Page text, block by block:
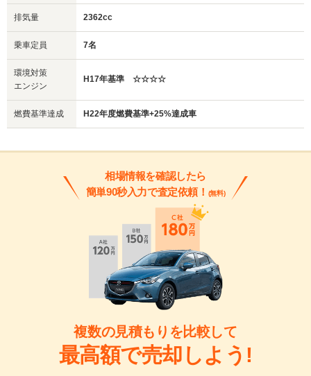
排気量 2362cc
乗車定員 7名
環境対策
エンジン
H17年基準 ☆☆☆☆
燃費基準達成 H22年度燃費基準+25%達成車
相場情報を確認したら
簡単90秒入力で査定依頼！ (無料)
複数の見積もりを比較して
最高額で売却しよう!